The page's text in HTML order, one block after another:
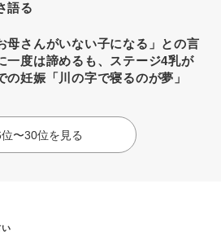
語る
母さんがいない子になる」との言
一度は諦めるも、ステージ4乳が
の妊娠「川の字で寝るのが夢」
〜30位を見る
い